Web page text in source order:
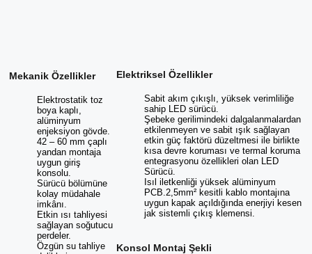
Mekanik Özellikler
Elektrostatik toz
boya kaplı,
alüminyum
enjeksiyon gövde.
42 – 60 mm çaplı
yandan montaja
uygun giriş
konsolu.
Sürücü bölümüne
kolay müdahale
imkânı.
Etkin ısı tahliyesi
sağlayan soğutucu
perdeler.
Özgün su tahliye
Elektriksel Özellikler
Sabit akım çıkışlı, yüksek verimliliğe
sahip LED sürücü.
Şebeke gerilimindeki dalgalanmalardan
etkilenmeyen ve sabit ışık sağlayan
etkin güç faktörü düzeltmesi ile birlikte
kısa devre koruması ve termal koruma
entegrasyonu özellikleri olan LED
Sürücü.
Isıl iletkenliği yüksek alüminyum
PCB.2,5mm² kesitli kablo montajına
uygun kapak açıldığında enerjiyi kesen
jak sistemli çıkış klemensi.
Konsol Montaj Şekli